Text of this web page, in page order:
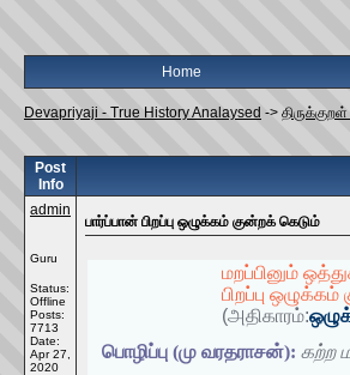
Home
Devapriyaji - True History Analaysed ->
Post
Info
admin
Guru
Status:
Offline
Posts:
7713
Date:
Apr 27,
2020
பார்ப்பான் பிறப்பு ஒழுக்கம் குன்றக் கெடும்
மறப்பினும்
பிறப்பு
(அதிகாரம்:
பொழிப்பு (மு வரதராசன்): கற்ற